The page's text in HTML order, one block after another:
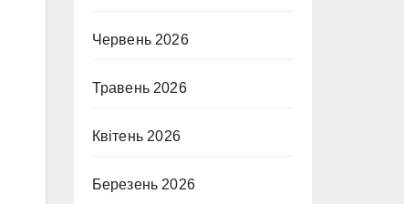
Червень 2026
Травень 2026
Квітень 2026
Березень 2026